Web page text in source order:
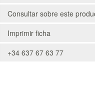
Consultar sobre este
Imprimir ficha
+34 637 67 63 77